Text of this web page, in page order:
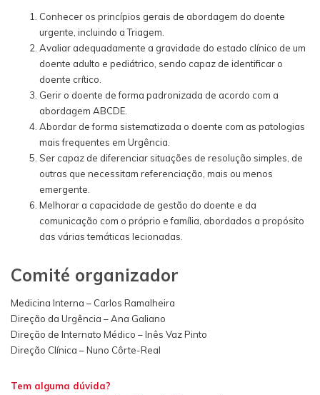
Conhecer os princípios gerais de abordagem do doente
urgente, incluindo a Triagem.
Avaliar adequadamente a gravidade do estado clínico de um
doente adulto e pediátrico, sendo capaz de identificar o
doente crítico.
Gerir o doente de forma padronizada de acordo com a
abordagem ABCDE.
Abordar de forma sistematizada o doente com as patologias
mais frequentes em Urgência.
Ser capaz de diferenciar situações de resolução simples, de
outras que necessitam referenciação, mais ou menos
emergente.
Melhorar a capacidade de gestão do doente e da
comunicação com o próprio e família, abordados a propósito
das várias temáticas lecionadas.
Comité organizador
Medicina Interna – Carlos Ramalheira
Direção da Urgência – Ana Galiano
Direção de Internato Médico – Inês Vaz Pinto
Direção Clínica – Nuno Côrte-Real
Tem alguma dúvida?